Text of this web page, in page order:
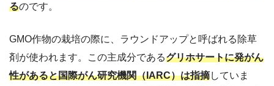
るのです。
GMO作物の栽培の際に、ラウンドアップと呼ばれる除草
剤が使われます。この主成分であるグリホサートに発がん
性があると国際がん研究機関（IARC）は指摘していま